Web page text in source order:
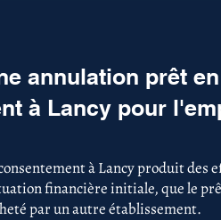
annulation prêt
à Lancy pour
à Lancy produit
financière initiale, que le
par un autre établissement.